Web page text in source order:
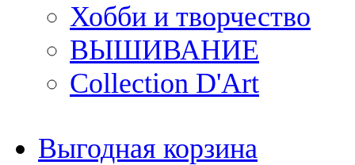
Хобби и творчество
ВЫШИВАНИЕ
Collection D'Art
Выгодная корзина